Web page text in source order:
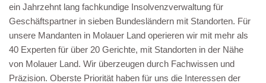
ein Jahrzehnt lang fachkundige Insolvenzverwaltung für
Geschäftspartner in sieben Bundesländern mit Standorten. Für
unsere Mandanten in Molauer Land operieren wir mit mehr als
40 Experten für über 20 Gerichte, mit Standorten in der Nähe
von Molauer Land. Wir überzeugen durch Fachwissen und
Präzision. Oberste Priorität haben für uns die Interessen der